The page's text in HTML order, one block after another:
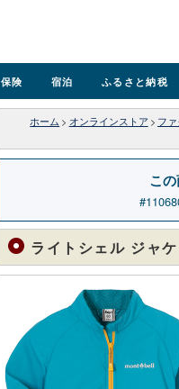
保険 宿泊 ふるさと納税
ホーム > オンラインストア > フ
こ
ライトシェル ジャ